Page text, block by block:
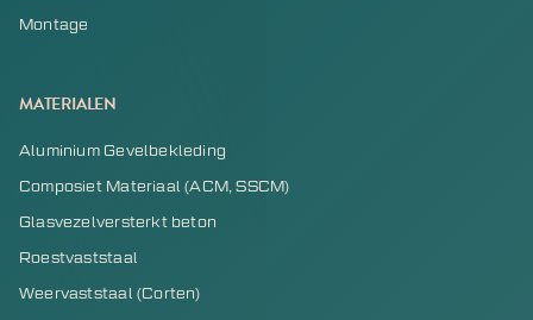
Montage
MATERIALEN
Aluminium Gevelbekleding
Composiet Materiaal (ACM, SSCM)
Glasvezelversterkt beton
Roestvaststaal
Weervaststaal (Corten)